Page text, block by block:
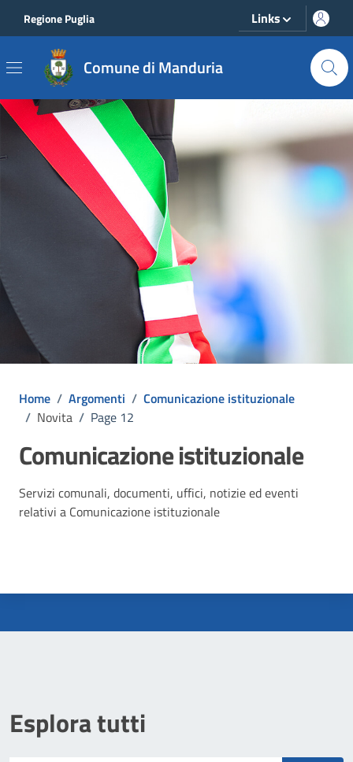
Regione Puglia Links
Comune di Manduria
Home / Argomenti / Comunicazione istituzionale
/ Novita / Page 12
Comunicazione istituzionale
Dettagli dell'argomento
Servizi comunali, documenti, uffici, notizie ed eventi
relativi a Comunicazione istituzionale
Esplora tutti